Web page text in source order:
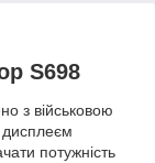
S698
з військовою
дисплеєм
потужність